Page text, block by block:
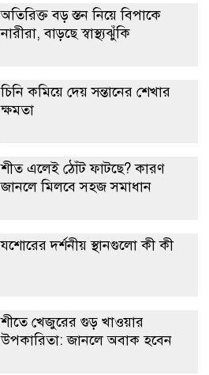
অতিরিক্ত বড় স্তন নিয়ে বিপাকে
নারীরা, বাড়ছে স্বাস্থ্যঝুঁকি
চিনি কমিয়ে দেয় সন্তানের শেখার
ক্ষমতা
শীত এলেই ঠোঁট ফাটছে? কারণ
জানলে মিলবে সহজ সমাধান
যশোরের দর্শনীয় স্থানগুলো কী কী
শীতে খেজুরের গুড় খাওয়ার
উপকারিতা: জানলে অবাক হবেন